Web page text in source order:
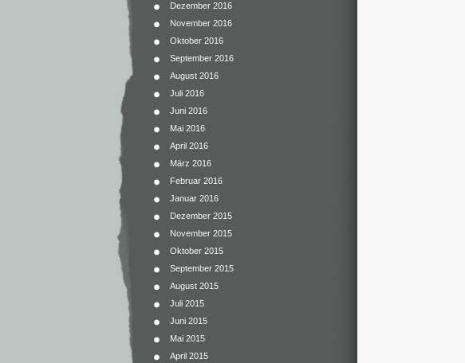
Dezember 2016
November 2016
Oktober 2016
September 2016
August 2016
Juli 2016
Juni 2016
Mai 2016
April 2016
März 2016
Februar 2016
Januar 2016
Dezember 2015
November 2015
Oktober 2015
September 2015
August 2015
Juli 2015
Juni 2015
Mai 2015
April 2015